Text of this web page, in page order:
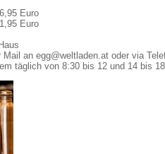
Euro
Euro
Mail an egg@weltladen.at oder via
täglich von 8:30 bis 12 und 14 bis